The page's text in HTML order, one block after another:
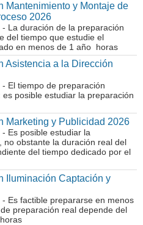
Mantenimiento y Montaje de
2026
- La duración de la preparación
del tiempo que estudie el
en menos de 1 año horas
Asistencia a la Dirección
- El tiempo de preparación
posible estudiar la preparación
Marketing y Publicidad 2026
- Es posible estudiar la
obstante la duración real del
del tiempo dedicado por el
Iluminación Captación y
- Es factible prepararse en menos
preparación real depende del